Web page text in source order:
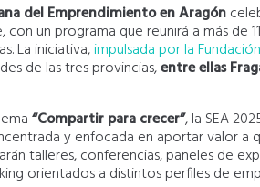
del Emprendimiento en Aragón
con un programa que reunirá a más de
La iniciativa,impulsada por la
de las tres provincias,entre ellas
“Compartir para crecer”, la SEA
y enfocada en aportar valor a
talleres, conferencias, paneles de
orientados a distintos perfiles de